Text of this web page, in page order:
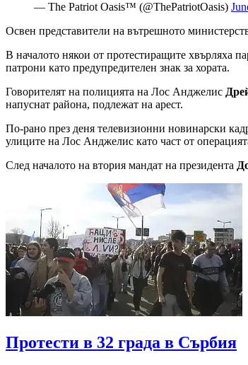
— The Patriot Oasis™ (@ThePatriotOasis)
Освен представители на вътрешното
В началото някои от протестиращите хвърляха
патрони като предупредителен знак за хората.
Говорителят на полицията на Лос Анджелис
напуснат района, подлежат на арест.
По-рано през деня телевизионни новинарски
улиците на Лос Анджелис като част от
След началото на втория мандат на президента
Протести в 32 града в Сърбия